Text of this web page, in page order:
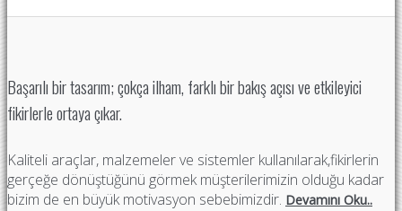
Başarılı bir tasarım; çokça ilham, farklı bir bakış açısı ve etkileyici
fikirlerle ortaya çıkar.
Kaliteli araçlar, malzemeler ve sistemler kullanılarak,fikirlerin
gerçeğe dönüştüğünü görmek müşterilerimizin olduğu kadar
bizim de en büyük motivasyon sebebimizdir. Devamını Oku..